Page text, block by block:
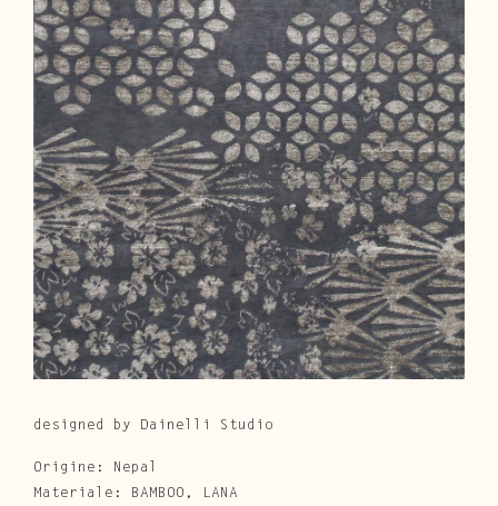
Cura e Manutenzione
Customer Service
Downloads
Area Riservata
IT | EN
designed by Dainelli Studio
Origine: Nepal
Materiale: BAMBOO, LANA